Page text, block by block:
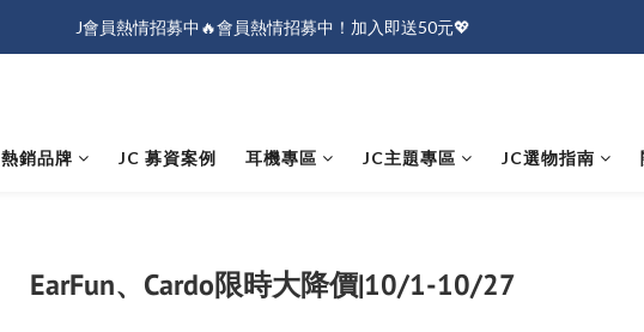
J會員熱情招募中🔥會員熱情招募中！加入即送50元💖
J會員熱情招募中🔥會員熱情招募中！加入即送50元💖
熱銷品牌 JC 募資案例 耳機專區 JC主題專區 JC選物指南
EarFun、Cardo限時大降價|10/1-10/27